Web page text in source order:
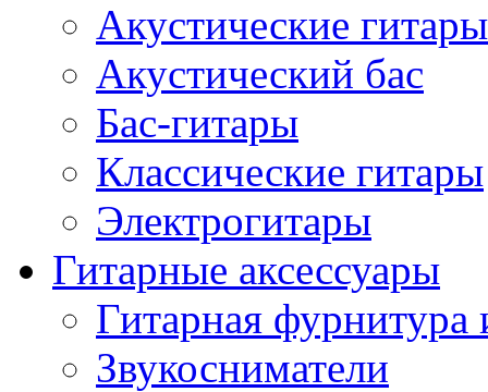
Акустические гитары
Акустический бас
Бас-гитары
Классические гитары
Электрогитары
Гитарные аксессуары
Гитарная фурнитура
Звукосниматели